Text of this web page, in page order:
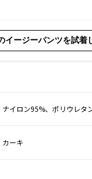
イージーパンツを試着
ナイロン95%、ポリウレタ
カーキ